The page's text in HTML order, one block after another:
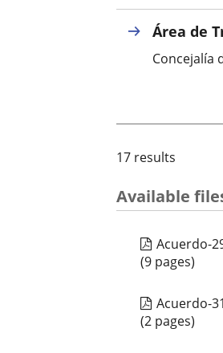
Área de
Concejalía
17 results
Available
Acuerdo-
(9 pages)
Acuerdo-
(2 pages)